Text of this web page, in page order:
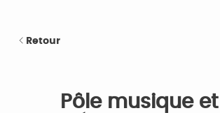
Retour
Pôle musique